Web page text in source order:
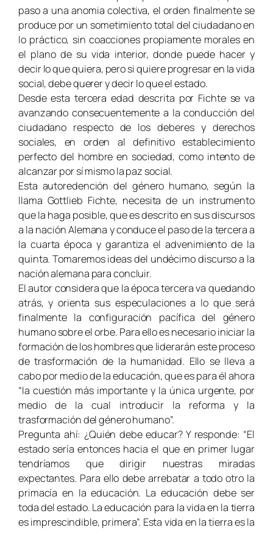
paso a una anomia colectiva, el orden finalmente se
produce por un sometimiento total del ciudadano en
lo práctico, sin coacciones propiamente morales en
el plano de su vida interior, donde puede hacer y
decir lo que quiera, pero si quiere progresar en la vida
social, debe querer y decir lo que el estado.
Desde esta tercera edad descrita por Fichte se va
avanzando consecuentemente a la conducción del
ciudadano respecto de los deberes y derechos
sociales, en orden al definitivo establecimiento
perfecto del hombre en sociedad, como intento de
alcanzar por sí mismo la paz social.
Esta autoredención del género humano, según la
llama Gottlieb Fichte, necesita de un instrumento
que la haga posible, que es descrito en sus discursos
a la nación Alemana y conduce el paso de la tercera a
la cuarta época y garantiza el advenimiento de la
quinta. Tomaremos ideas del undécimo discurso a la
nación alemana para concluir.
El autor considera que la época tercera va quedando
atrás, y orienta sus especulaciones a lo que será
finalmente la configuración pacífica del género
humano sobre el orbe. Para ello es necesario iniciar la
formación de los hombres que liderarán este proceso
de trasformación de la humanidad. Ello se lleva a
cabo por medio de la educación, que es para él ahora
“la cuestión más importante y la única urgente, por
medio de la cual introducir la reforma y la
trasformación del género humano”.
Pregunta ahí: ¿Quién debe educar? Y responde: “El
estado sería entonces hacia el que en primer lugar
tendríamos que dirigir nuestras miradas
expectantes. Para ello debe arrebatar a todo otro la
primacía en la educación. La educación debe ser
toda del estado. La educación para la vida en la tierra
es imprescindible, primera”. Esta vida en la tierra es la